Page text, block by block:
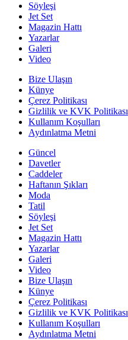
Söyleşi
Jet Set
Magazin Hattı
Yazarlar
Galeri
Video
Bize Ulaşın
Künye
Çerez Politikası
Gizlilik ve KVK Politikası
Kullanım Koşulları
Aydınlatma Metni
Güncel
Davetler
Caddeler
Haftanın Şıkları
Moda
Tatil
Söyleşi
Jet Set
Magazin Hattı
Yazarlar
Galeri
Video
Bize Ulaşın
Künye
Çerez Politikası
Gizlilik ve KVK Politikası
Kullanım Koşulları
Aydınlatma Metni